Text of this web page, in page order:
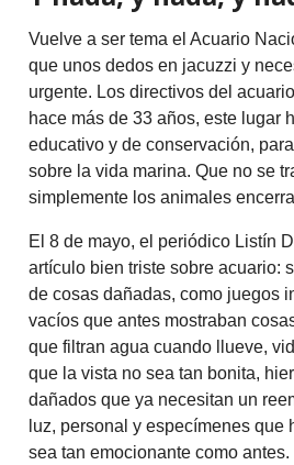
Vuelve a ser tema el Acuario
que unos dedos en jacuzzi y
urgente. Los directivos del acuario
hace más de 33 años, este lugar
educativo y de conservación,
sobre la vida marina. Que no se
simplemente los animales
El 8 de mayo, el periódico Listín
artículo bien triste sobre acuario:
de cosas dañadas, como juegos
vacíos que antes mostraban
que filtran agua cuando llueve,
que la vista no sea tan bonita,
dañados que ya necesitan un
luz, personal y especímenes que
sea tan emocionante como antes.